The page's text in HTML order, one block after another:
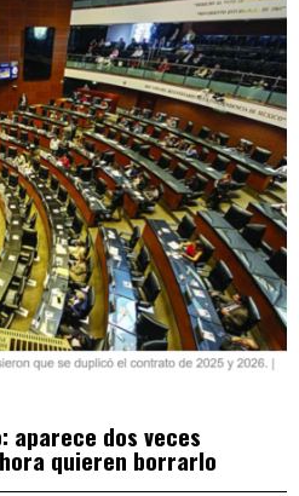
aparece dos veces
quieren borrarlo